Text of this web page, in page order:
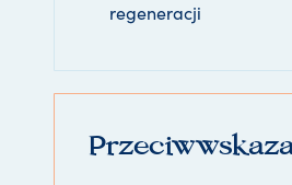
regeneracji